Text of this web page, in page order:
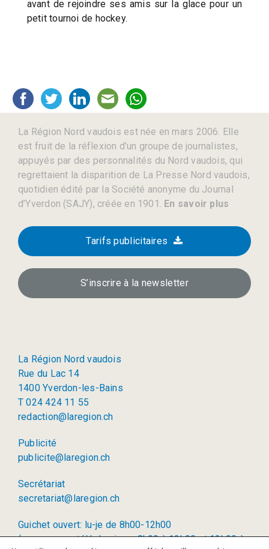
avant de rejoindre ses amis sur la glace pour un
petit tournoi de hockey.
La Région Nord vaudois est née en mars 2006. Elle
est fruit de la réflexion d’un groupe de journalistes,
appuyés par des personnalités du Nord vaudois, qui
regrettaient la disparition de La Presse Nord vaudois,
quotidien édité par la Société anonyme du Journal
d’Yverdon (SAJY), créée en 1901. En savoir plus
Tarifs publicitaires
S’inscrire à la newsletter
La Région Nord vaudois
Rue du Lac 14
1400 Yverdon-les-Bains
T 024 424 11 55
redaction@laregion.ch
Publicité
publicite@laregion.ch
Secrétariat
secretariat@laregion.ch
Guichet ouvert: lu-je de 8h00-12h00
(permanence téléphonique: 8h00 à 12h00 et 13h00 à